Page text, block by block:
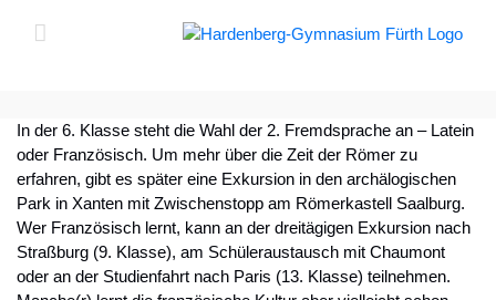
In der 6. Klasse steht die Wahl der 2. Fremdsprache an – Latein
oder Französisch. Um mehr über die Zeit der Römer zu
erfahren, gibt es später eine Exkursion in den archälogischen
Park in Xanten mit Zwischenstopp am Römerkastell Saalburg.
Wer Französisch lernt, kann an der dreitägigen Exkursion nach
Straßburg (9. Klasse), am Schüleraustausch mit Chaumont
oder an der Studienfahrt nach Paris (13. Klasse) teilnehmen.